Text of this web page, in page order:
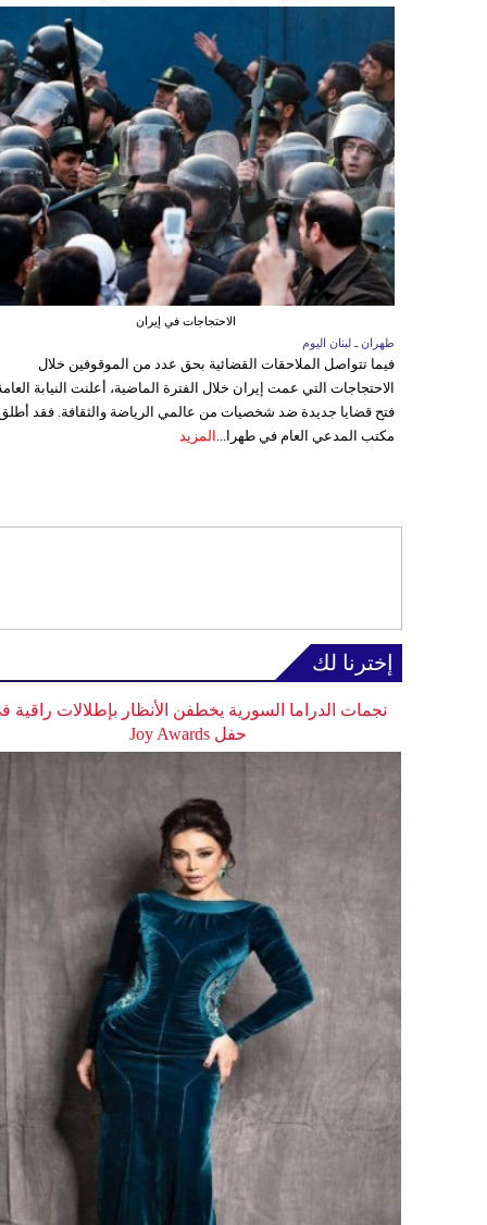
الاحتجاجات في إيران
طهران ـ لبنان اليوم
فيما تتواصل الملاحقات القضائية بحق عدد من الموقوفين خلال
الاحتجاجات التي عمت إيران خلال الفترة الماضية، أعلنت النيابة
فتح قضايا جديدة ضد شخصيات من عالمي الرياضة والثقافة. فقد
مكتب المدعي العام في طهرا... المزيد
إخترنا لك
نجمات الدراما السورية يخطفن الأنظار بإطلالات راقية
حفل Joy Awards